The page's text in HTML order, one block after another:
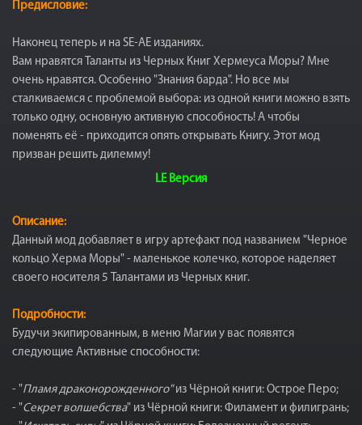
Предисловие:
Наконец теперь и на SE-AE изданиях.
Вам нравятся Таланты из Черных Книг Хермеуса Моры? Мне
очень нравятся. Особенно "Знания барда". Но все мы
сталкиваемся с проблемой выбора: из одной книги можно взять
только одну, основную активную способность! А чтобы
поменять её - приходится опять открывать Книгу. Этот мод
призван решить дилемму!
LE Версия
Описание:
Данный мод добавляет в игру артефакт под названием "Черное
кольцо Херма Моры" - маленькое колечко, которое наделяет
своего носителя 5 Талантами из Черных книг.
Подробности:
Будучи экипированным, в меню Магии у вас появятся
следующие Активные способности:
- "Пламя драконорожденного"из Чёрной книги: Острое Перо;
- "Секрет волшебства" из Чёрной книги: Филамент и филигрань;